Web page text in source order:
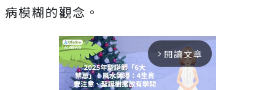
病模糊的觀念。
arrow_forward_ios 閱讀文章